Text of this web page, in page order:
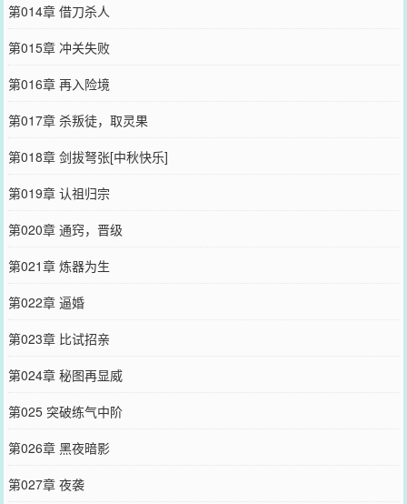
第014章 借刀杀人
第015章 冲关失败
第016章 再入险境
第017章 杀叛徒，取灵果
第018章 剑拔弩张[中秋快乐]
第019章 认祖归宗
第020章 通窍，晋级
第021章 炼器为生
第022章 逼婚
第023章 比试招亲
第024章 秘图再显威
第025 突破练气中阶
第026章 黑夜暗影
第027章 夜袭